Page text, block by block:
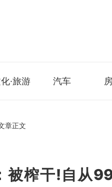
·旅游 汽车
章正文
被榨干!自从